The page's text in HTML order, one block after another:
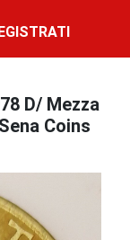
D/ Mezza
Coins